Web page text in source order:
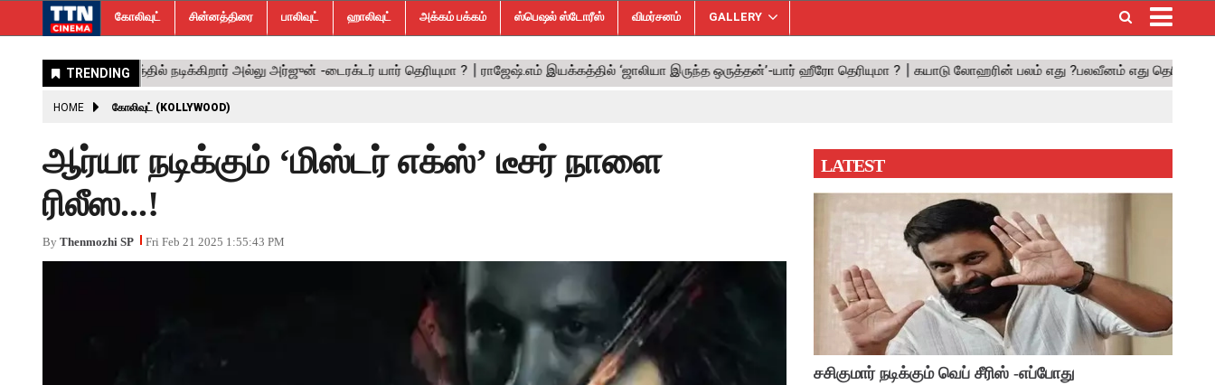
கோலிவுட் சின்னத்திரை பாலிவுட் ஹாலிவுட் அக்கம் பக்கம் ஸ்பெஷல் ஸ்டோரீஸ் விமர்சனம் GALLERY
HOME கோலிவுட் (KOLLYWOOD)
ஆர்யா நடிக்கும் ‘மிஸ்டர் எக்ஸ்’ டீசர் நாளை
ரிலீஸ...!
By Thenmozhi SP Fri Feb 21 2025 1:55:43 PM
LATEST
சசிகுமார் நடிக்கும் வெப் சீரிஸ் -எப்போது